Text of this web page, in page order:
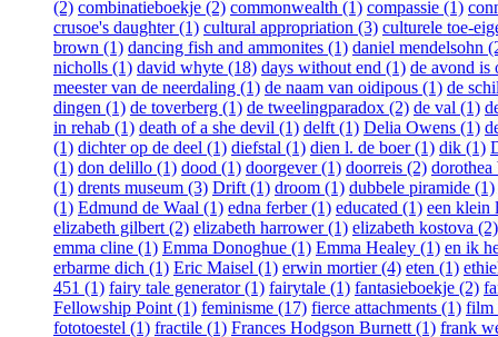
(2) combinatieboekje (2) commonwealth (1) compassie (1)
crusoe's daughter (1) cultural appropriation (3) culturele toe-
brown (1) dancing fish and ammonites (1) daniel mendelsohn
nicholls (1) david whyte (18) days without end (1) de avond is
meester van de neerdaling (1) de naam van oidipous (1) de
dingen (1) de toverberg (1) de tweelingparadox (2) de val (1)
in rehab (1) death of a she devil (1) delft (1) Delia Owens (1)
(1) dichter op de deel (1) diefstal (1) dien l. de boer (1) dik (1)
(1) don delillo (1) dood (1) doorgever (1) doorreis (2) dorothea
(1) drents museum (3) Drift (1) droom (1) dubbele piramide (1)
(1) Edmund de Waal (1) edna ferber (1) educated (1) een klein
elizabeth gilbert (2) elizabeth harrower (1) elizabeth kostova (2)
emma cline (1) Emma Donoghue (1) Emma Healey (1) en ik
erbarme dich (1) Eric Maisel (1) erwin mortier (4) eten (1)
451 (1) fairy tale generator (1) fairytale (1) fantasieboekje (2)
Fellowship Point (1) feminisme (17) fierce attachments (1) film
fototoestel (1) fractile (1) Frances Hodgson Burnett (1) frank